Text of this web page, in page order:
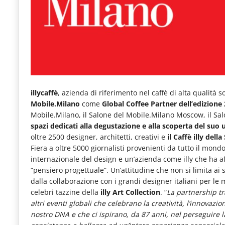
articoli
mondo
dell'alimentazione,
dei
consumi
fuoricasa,
del
Food
Service
e
tutte
illycaffè, azienda di riferimento nel caffè di alta qualità
Mobile.Milano come Global Coffee Partner dell’edizione
Mobile.Milano, il Salone del Mobile.Milano Moscow, il
spazi dedicati alla degustazione e alla scoperta del suo
oltre 2500 designer, architetti, creativi e il Caffè illy della
Fiera a oltre 5000 giornalisti provenienti da tutto il
internazionale del design e un’azienda come illy che ha
“pensiero progettuale”. Un’attitudine che non si limita
dalla collaborazione con i grandi designer italiani per le
celebri tazzine della illy Art Collection. “La partnership
altri eventi globali che celebrano la creatività,
nostro DNA e che ci ispirano, da 87 anni, nel